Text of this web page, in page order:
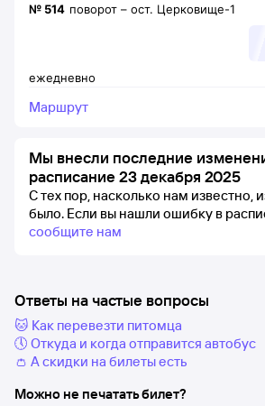
ежедневно
№ 514 поворот – ост. Церковище-1
Маршрут
Мы внесли последние
расписание 23 декабря 2025
С тех пор, насколько нам известно,
было. Если вы нашли ошибку в
сообщите нам
Ответы на частые вопросы
🐱 Как перевезти питомца
🕔 Откуда и когда отправится автобус
👛 А скидки на билеты есть
Можно не печатать билет?